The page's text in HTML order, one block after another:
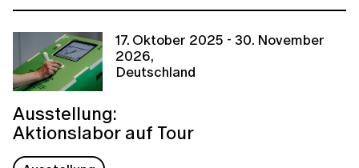
17. Oktober 2025 - 30. November
2026,
Deutschland
Ausstellung:
Aktionslabor auf Tour